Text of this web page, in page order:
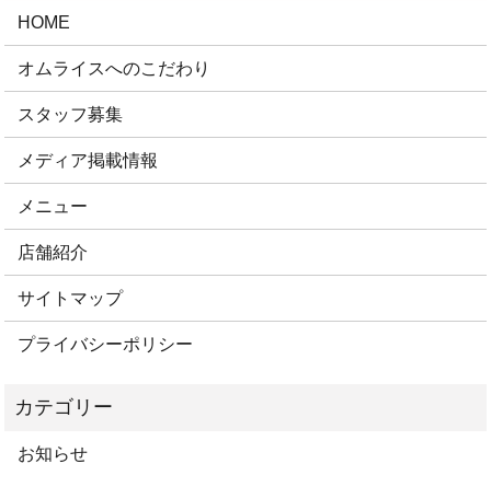
HOME
オムライスへのこだわり
スタッフ募集
メディア掲載情報
メニュー
店舗紹介
サイトマップ
プライバシーポリシー
お知らせ